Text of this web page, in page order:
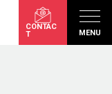
CONTAC
T
MENU